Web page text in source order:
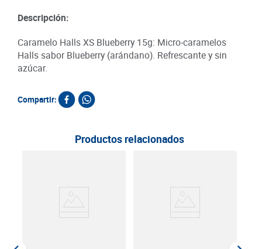
Descripción:
Caramelo Halls XS Blueberry 15g: Micro-caramelos
Halls sabor Blueberry (arándano). Refrescante y sin
azúcar.
Compartir:
Productos relacionados